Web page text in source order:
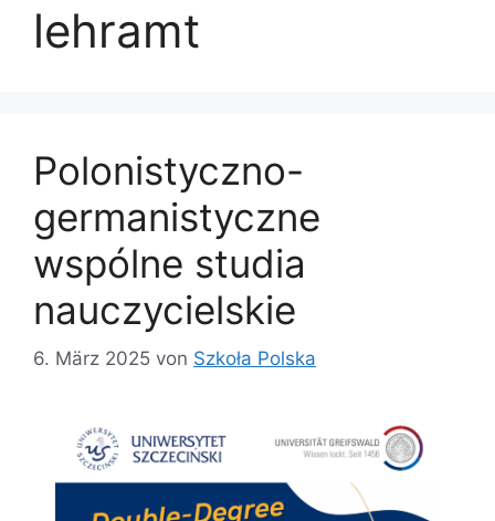
lehramt
Polonistyczno-
germanistyczne
wspólne studia
nauczycielskie
6. März 2025 von Szkoła Polska